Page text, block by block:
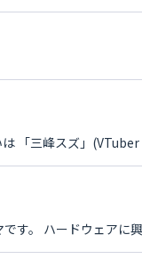
「三峰スズ」(VTuber
す。 ハードウェアに